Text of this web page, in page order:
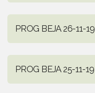
PROG BEJA 26-11-19
PROG BEJA 25-11-19